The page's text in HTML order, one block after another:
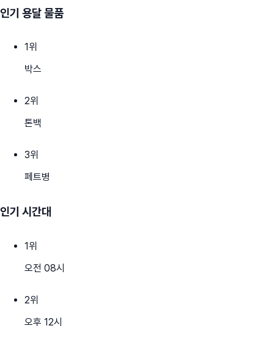
인기 용달 물품
1위
박스
2위
톤백
3위
페트병
인기 시간대
1위
오전 08시
2위
오후 12시